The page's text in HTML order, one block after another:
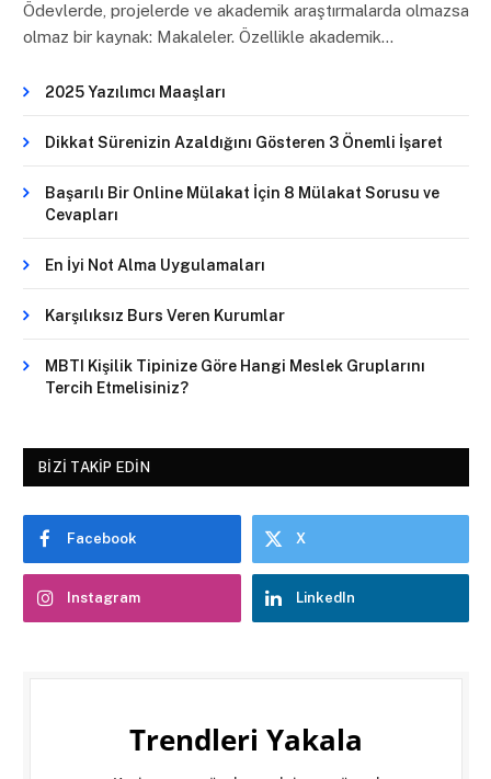
Ödevlerde, projelerde ve akademik araştırmalarda olmazsa
olmaz bir kaynak: Makaleler. Özellikle akademik…
2025 Yazılımcı Maaşları
Dikkat Sürenizin Azaldığını Gösteren 3 Önemli İşaret
Başarılı Bir Online Mülakat İçin 8 Mülakat Sorusu ve
Cevapları
En İyi Not Alma Uygulamaları
Karşılıksız Burs Veren Kurumlar
MBTI Kişilik Tipinize Göre Hangi Meslek Gruplarını
Tercih Etmelisiniz?
BIZI TAKIP EDIN
Facebook X
Instagram LinkedIn
Trendleri Yakala